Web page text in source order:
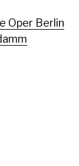
Oper Berlin